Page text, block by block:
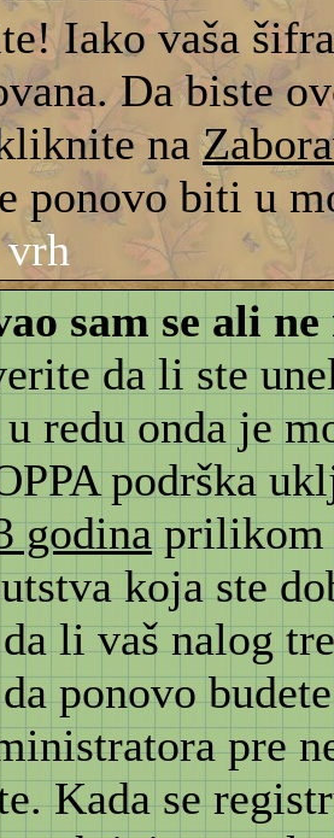
Iako vaša
Da biste
na
ponovo biti u
vrh
sam se ali
da li ste
redu onda je
podrška
godinaprilikom
koja ste
li vaš nalog
ponovo
pre
Kada se